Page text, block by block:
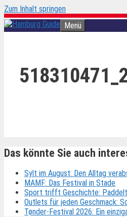
Zum Inhalt springen
Menü
Das könnte Sie auch
Sylt im August: Den Alltag
MAMF: Das Festival in Stade
Sport trifft Geschichte:
Outlets für jeden Geschmack:
Tønder-Festival 2026: Ein